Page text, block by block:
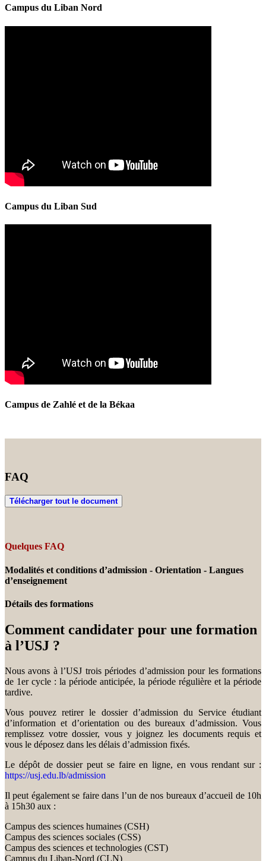
Campus du Liban Nord
Campus du Liban Sud
Campus de Zahlé et de la Békaa
FAQ
Télécharger tout le document
Quelques FAQ
Modalités et conditions d’admission - Orientation - Langues
d’enseignement
Détails des formations
Comment candidater pour une formation
à l’USJ ?
Nous avons à l’USJ trois périodes d’admission pour les formations
de 1er cycle : la période anticipée, la période régulière et la période
tardive.
Vous pouvez retirer le dossier d’admission du Service étudiant
d’information et d’orientation ou des bureaux d’admission. Vous
remplissez votre dossier, vous y joignez les documents requis et
vous le déposez dans les délais d’admission fixés.
Le dépôt de dossier peut se faire en ligne, en vous rendant sur :
https://usj.edu.lb/admission
Il peut également se faire dans l’un de nos bureaux d’accueil de 10h
à 15h30 aux :
Campus des sciences humaines (CSH)
Campus des sciences sociales (CSS)
Campus des sciences et technologies (CST)
Campus du Liban-Nord (CLN)